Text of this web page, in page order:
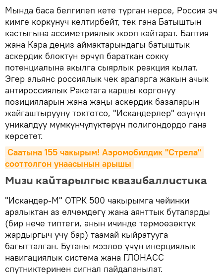
Мында баса белгилеп кете турган нерсе, Россия эч
кимге коркунуч келтирбейт, тек гана Батыштын
кастыгына ассиметриялык жооп кайтарат. Балтия
жана Кара деңиз аймактарындагы батыштык
аскердик блоктун өрчүп бараткан сокку
потенциалына акылга сыярлык реакция кылат.
Эгер альянс россиялык чек араларга жакын ачык
антироссиялык Ракетага каршы коргонуу
позицияларын жана жаңы аскердик базаларын
жайгаштырууну токтотсо, "Искандерлер" өзүнүн
уникалдуу мүмкүнчүлүктөрүн полигондордо гана
көрсөтөт.
Саатына 155 чакырым! Аэромобилдик "Стрела"
сооттолгон унаасынын арышы
Мизи кайтарылгыс квазибаллистика
"Искандер-М" ОТРК 500 чакырымга чейинки
аралыктан аз өлчөмдөгү жана аянттык буталарды
(бир нече типтеги, анын ичинде термоөзөктүк
жардыргыч учу бар) таамай кыйратууга
багытталган. Бутаны мээлөө үчүн инерциялык
навигациялык система жана ГЛОНАСС
спутниктеринен сигнал пайдаланылат.